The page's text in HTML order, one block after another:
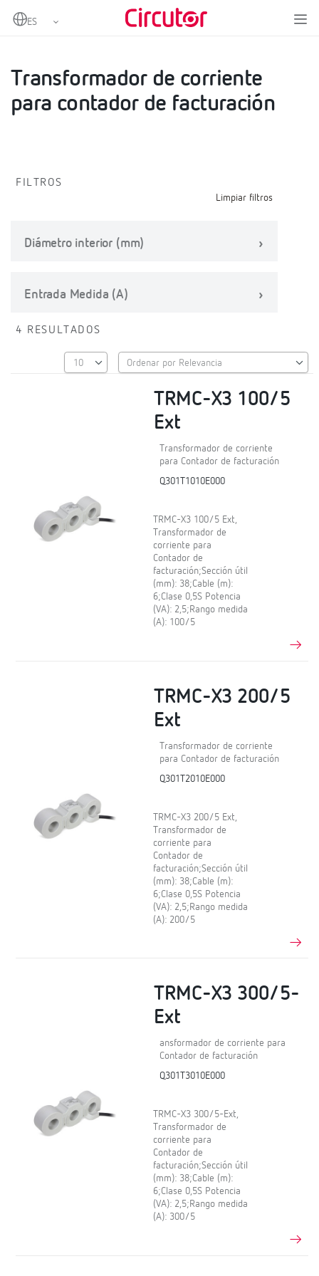
Home
Accesorios para contadores
Transformador de corriente
para contador de facturación
FILTROS
Limpiar filtros
Diámetro interior (mm)
Entrada Medida (A)
4 RESULTADOS
TRMC-X3 100/5
Ext
Transformador de corriente
para Contador de facturación
Q301T1010E000
TRMC-X3 100/5 Ext,
Transformador de
corriente para
Contador de
facturación;Sección útil
(mm): 38;Cable (m):
6;Clase 0,5S Potencia
(VA): 2,5;Rango medida
(A): 100/5
TRMC-X3 200/5
Ext
Transformador de corriente
para Contador de facturación
Q301T2010E000
TRMC-X3 200/5 Ext,
Transformador de
corriente para
Contador de
facturación;Sección útil
(mm): 38;Cable (m):
6;Clase 0,5S Potencia
(VA): 2,5;Rango medida
(A): 200/5
TRMC-X3 300/5-
Ext
ansformador de corriente para
Contador de facturación
Q301T3010E000
TRMC-X3 300/5-Ext,
Transformador de
corriente para
Contador de
facturación;Sección útil
(mm): 38;Cable (m):
6;Clase 0,5S Potencia
(VA): 2,5;Rango medida
(A): 300/5